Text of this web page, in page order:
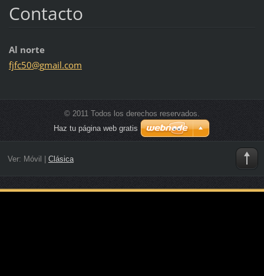
Contacto
Al norte
fjfc50@gmail.com
© 2011 Todos los derechos reservados.
Haz tu página web gratis
Ver: Móvil Clásica